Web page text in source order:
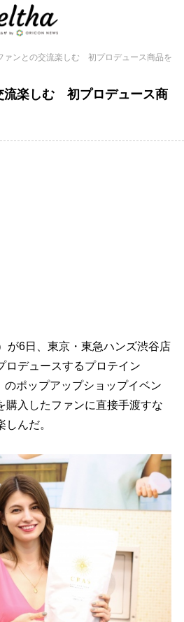
ァンとの交流楽しむ 初プロデュース商品を
流楽しむ 初プロデュース商
が6日、東京・東急ハンズ渋谷店
ロデュースするプロテイン
のポップアップショップイベン
購入したファンに直接手渡すな
んだ。